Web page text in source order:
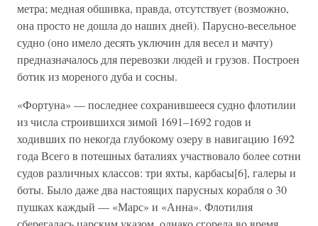
метра; медная обшивка, правда, отсутствует (возможно,
она просто не дошла до наших дней). Парусно-весельное
судно (оно имело десять уключин для весел и мачту)
предназначалось для перевозки людей и грузов. Построен
ботик из мореного дуба и сосны.
«Фортуна» — последнее сохранившееся судно флотилии
из числа строившихся зимой 1691–1692 годов и
ходивших по некогда глубокому озеру в навигацию 1692
года Всего в потешных баталиях участвовало более сотни
судов различных классов: три яхты, карбасы[6], галеры и
боты. Было даже два настоящих парусных корабля о 30
пушках каждый — «Марс» и «Анна». Флотилия